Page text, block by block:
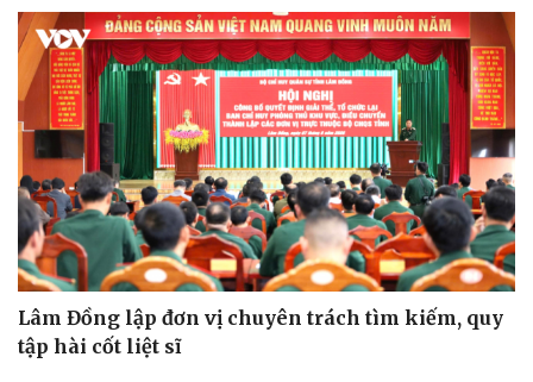
Sức khỏe
Dinh dưỡng - món ngon
Cây thuốc
Sản phụ khoa
Nhi khoa
Nam khoa
Làm đẹp - giảm cân
Phòng mạch online
Ăn sạch sống khỏe
Đời sống
Nhà đẹp
Blog
Tình yêu - Gia đình
Lâm Đồng lập đơn vị chuyên trách tìm kiếm, quy
tập hài cốt liệt sĩ